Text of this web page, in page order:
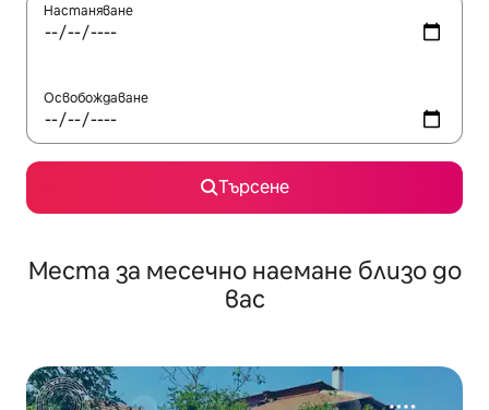
Настаняване
Освобождаване
Търсене
Места за месечно наемане близо до
вас